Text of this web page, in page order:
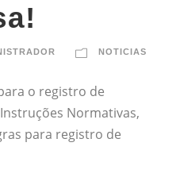
NOTICIAS
o registro de
Normativas,
para registro de